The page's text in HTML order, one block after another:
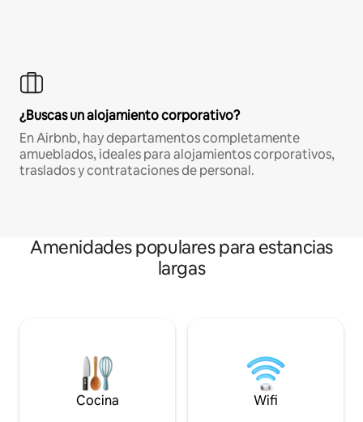
¿Buscas un alojamiento corporativo?
En Airbnb, hay departamentos completamente
amueblados, ideales para alojamientos corporativos,
traslados y contrataciones de personal.
Amenidades populares para estancias
largas
Cocina Wifi